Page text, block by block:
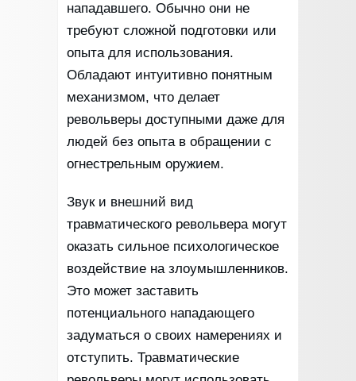
нападавшего. Обычно они не
требуют сложной подготовки или
опыта для использования.
Обладают интуитивно понятным
механизмом, что делает
револьверы доступными даже для
людей без опыта в обращении с
огнестрельным оружием.
Звук и внешний вид
травматического револьвера могут
оказать сильное психологическое
воздействие на злоумышленников.
Это может заставить
потенциального нападающего
задуматься о своих намерениях и
отступить. Травматические